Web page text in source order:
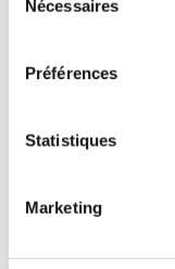
Nécessaires
Préférences
Statistiques
Marketing
Laisser
régulièrement
Égoutter les
fouet, puis